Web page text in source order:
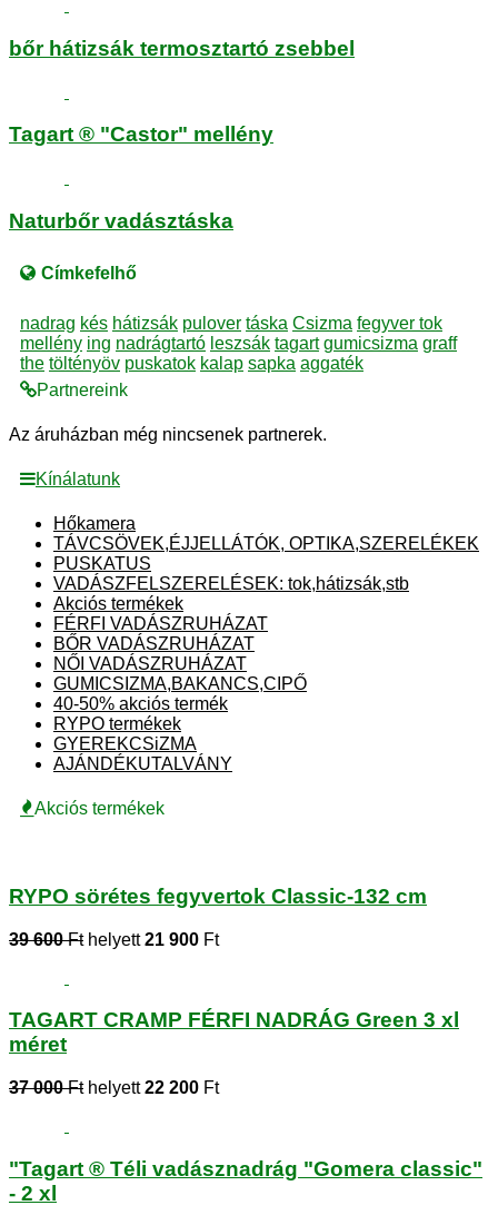
bőr hátizsák termosztartó zsebbel
Tagart ® "Castor" mellény
Naturbőr vadásztáska
Címkefelhő
nadrag kés hátizsák pulover táska Csizma fegyver tok
mellény ing nadrágtartó leszsák tagart gumicsizma graff
the töltényöv puskatok kalap sapka aggaték
Partnereink
Az áruházban még nincsenek partnerek.
Kínálatunk
Hőkamera
TÁVCSÖVEK,ÉJJELLÁTÓK, OPTIKA,SZERELÉKEK
PUSKATUS
VADÁSZFELSZERELÉSEK: tok,hátizsák,stb
Akciós termékek
FÉRFI VADÁSZRUHÁZAT
BŐR VADÁSZRUHÁZAT
NŐI VADÁSZRUHÁZAT
GUMICSIZMA,BAKANCS,CIPŐ
40-50% akciós termék
RYPO termékek
GYEREKCSiZMA
AJÁNDÉKUTALVÁNY
Akciós termékek
RYPO sörétes fegyvertok Classic-132 cm
39 600 Fthelyett21 900 Ft
TAGART CRAMP FÉRFI NADRÁG Green 3 xl
méret
37 000 Fthelyett22 200 Ft
"Tagart ® Téli vadásznadrág "Gomera classic"
- 2 xl